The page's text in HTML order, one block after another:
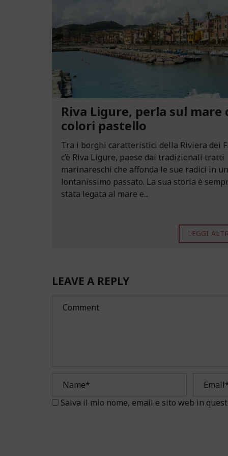
Riva Ligure, perla sul mare
colori pastello
Tra i borghi caratteristici della Riviera dei
c’è Riva Ligure, paese dai tradizionali tratti
marinareschi che affonda le sue radici in un
lontanissimo passato. La sua storia è
stata legata al mare e...
LEGGI
LEAVE A REPLY
Salva il mio nome, email e sito web in